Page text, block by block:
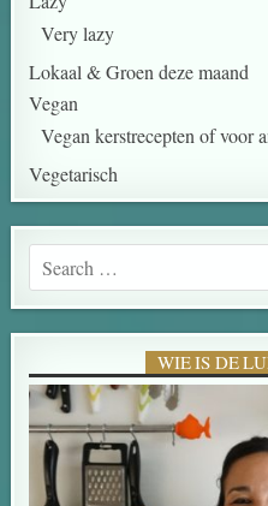
Very lazy
Lokaal & Groen deze maand
Vegan
Vegan kerstrecepten of voor
Vegetarisch
Search for:
WIE IS DE